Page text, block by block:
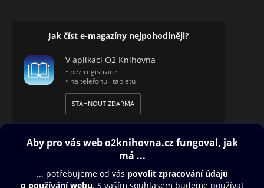
Jak číst e-magazíny nejpohodlněji?
V aplikaci O2 Knihovna
• bez registrace
• na telefonu i tabletu
STÁHNOUT ZDARMA
Obsah ke stažení